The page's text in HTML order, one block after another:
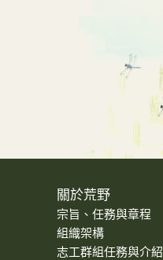
關於荒野
宗旨、任務與章程
組織架構
志工群組任務與介紹